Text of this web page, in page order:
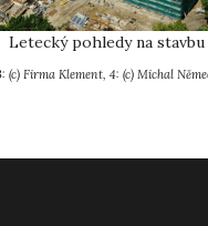
Letecký pohledy na stavbu
(c) Firma Klement, 4: (c) Michal